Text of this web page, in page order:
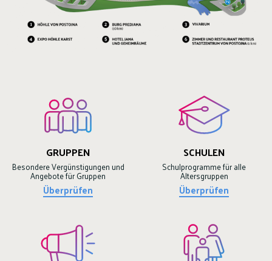
GRUPPEN
Besondere Vergünstigungen und
Angebote für Gruppen
Überprüfen
SCHULEN
Schulprogramme für alle
Altersgruppen
Überprüfen